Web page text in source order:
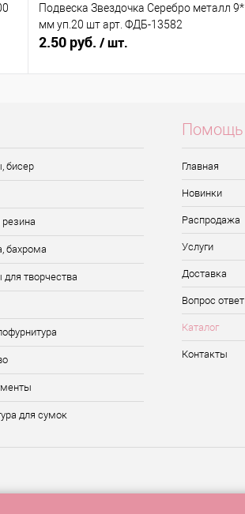
Подвеска Звездочка Серебро металл
мм уп.20 шт арт. ФДБ-13582
2.50 руб. / шт.
бисер
бахрома
для творчества
для сумок
Помощь
Главная
Новинки
Распродажа
Услуги
Доставка
Вопрос ответ
Каталог
Контакты